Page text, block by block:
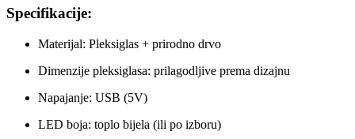
Specifikacije:
Materijal: Pleksiglas + prirodno drvo
Dimenzije pleksiglasa: prilagodljive prema dizajnu
Napajanje: USB (5V)
LED boja: toplo bijela (ili po izboru)